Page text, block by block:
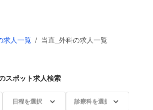
求人一覧 / 当直_外科の求人一覧
スポット求人検索
日程を選択 診療科を選択